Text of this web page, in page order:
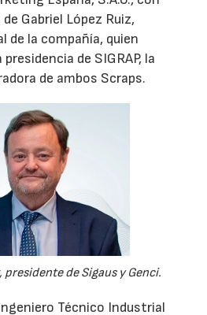
Gabriel López Ruiz,
de la compañía, quien
de SIGRAP, la
de ambos Scraps.
presidente de Sigaus y Genci.
Técnico Industrial